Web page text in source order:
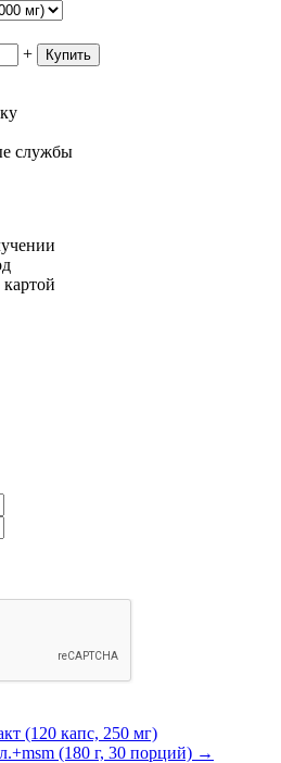
+ Купить
службы
(120 капс, 250 мг)
(180 г, 30 порций) →